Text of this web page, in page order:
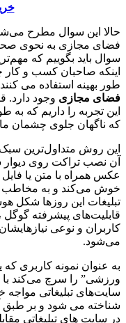
حالا این سوال مطرح
فضای مجازی به‌ نحوی
سوال باید بگوییم که
اینکه صاحبان کسب و
طور بهینه استفاده می
فضای مجازی وجود دارد.
این تجربه را داریم که به
که ناگهان جلوی چشمان
این روش متداول‌ترین سبک
آن نصب تراکت روی
عکس همراه با متن یا
خوش می‌کند و به مخاطب
تبلیغات این روز‌ها شکل
قابلیت‌های پیشرفته
کاربران و نوعی
می‌شود.
به ‌عنوان نمونه کاربری
ورزشی” را سرچ می‌کند با
سایت‌های تبلیغاتی مواجه
شناخته می شود و بر طبق
در سایت های تبلیغاتی